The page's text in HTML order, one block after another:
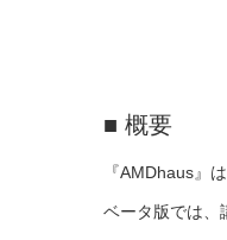
■ 概要
『AMDhaus』は
ベータ版では、